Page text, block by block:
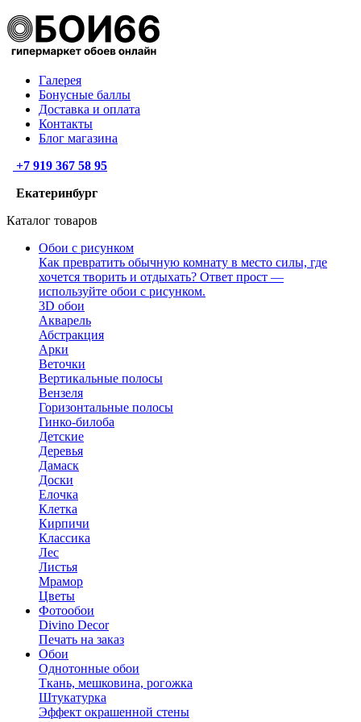
Галерея
Бонусные баллы
Доставка и оплата
Контакты
Блог магазина
+7 919 367 58 95
Екатеринбург
Каталог товаров
Обои с рисунком
Как превратить обычную комнату в место силы, где
хочется творить и отдыхать? Ответ прост —
используйте обои с рисунком.
3D обои
Акварель
Абстракция
Арки
Веточки
Вертикальные полосы
Вензеля
Горизонтальные полосы
Гинко-билоба
Детские
Деревья
Дамаск
Доски
Елочка
Клетка
Кирпичи
Классика
Лес
Листья
Мрамор
Цветы
Фотообои
Divino Decor
Печать на заказ
Обои
Однотонные обои
Ткань, мешковина, рогожка
Штукатурка
Эффект окрашенной стены